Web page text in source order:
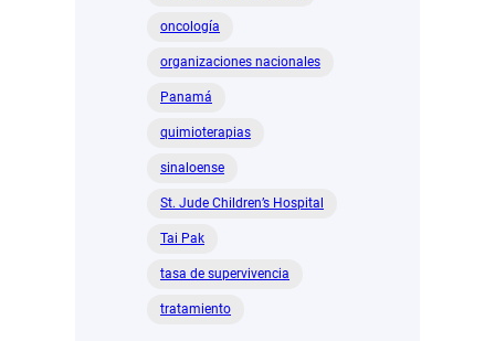
oncología
organizaciones nacionales
Panamá
quimioterapias
sinaloense
St. Jude Children’s Hospital
Tai Pak
tasa de supervivencia
tratamiento